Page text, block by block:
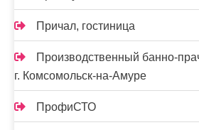
Причал, гостиница
Производственный банно-
г. Комсомольск-на-Амуре
ПрофиСТО